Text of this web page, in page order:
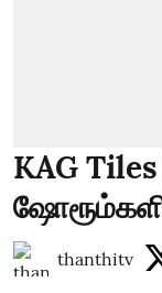
KAG
thanthitv